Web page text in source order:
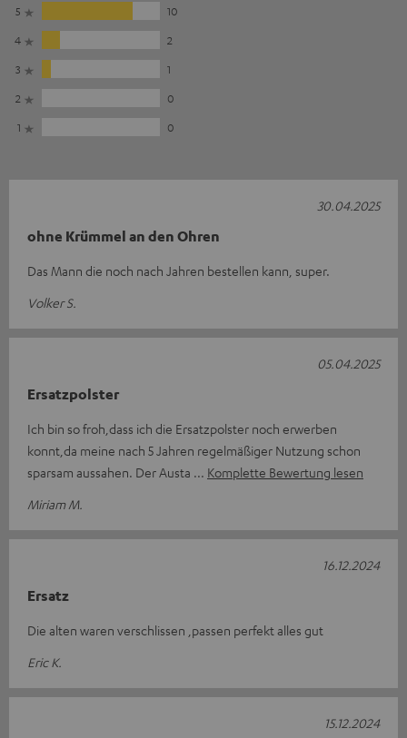
5
10
4
2
3
1
2
0
1
0
ohne Krümmel an den Ohren
Das Mann die noch nach Jahren bestellen kann, super.
Volker S.
30.04.2025
Ersatzpolster
Ich bin so froh,dass ich die Ersatzpolster noch erwerben
konnt,da meine nach 5 Jahren regelmäßiger Nutzung schon
sparsam aussahen. Der Austa
Komplette Bewertung lesen
Miriam M.
05.04.2025
Ersatz
Die alten waren verschlissen ,passen perfekt alles gut
Eric K.
16.12.2024
15.12.2024